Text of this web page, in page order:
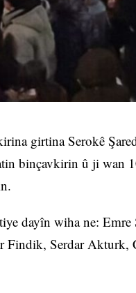
girtina Serokê
binçavkirin û ji wan
dayîn wiha ne:
Findik, Serdar Akturk,